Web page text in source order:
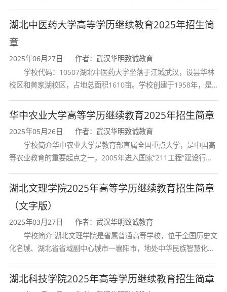
金工程、电气工程及
计算机科学与技术
高起本 一般专业 法学、会计学、工商
管理、护理学、化学
工程与工艺、采矿工
程、电气工程及其自
三、2026武科大成考核心报考竞争优势
1、百年省部共建名校，行业背书权重高：武科大作为
出，国企、医疗机构、建筑工程单位、制造业企业高度
构颁发的大学专科毕业证书的人
湖北中医药大学高等学历继续教育2025年招生简
章
2025年06月27日
作者：武汉华明致诚教育
学校代码：10507湖北中医药大学坐落于江城武汉，设昙华林
校区和黄家湖校区，占地总面积1610亩。学校创建于1958年，是
育和最早开办中医研究
华中农业大学高等学历继续教育2025年招生简章
2025年05月26日
作者：武汉华明致诚教育
学校简介华中农业大学是教育部直属全国重点大学，是中国高
等农业教育的重要起点之一，2005年进入国家“211工程”建设行
首轮“双一流”成效
湖北文理学院2025年高等学历继续教育招生简章
（文字版）
2025年03月27日
作者：武汉华明致诚教育
学校简介 湖北文理学院是省属普通高等学校，位于全国历史文
化名城、湖北省省域副中心城市一襄阳市，地处中华民族智慧化身
学校、全国普通
湖北科技学院2025年高等学历继续教育招生简章